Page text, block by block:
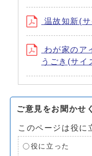
温故知新(
わが家のア
うごき(サ
ご意見をお聞かせ
このページは役に
役に立った